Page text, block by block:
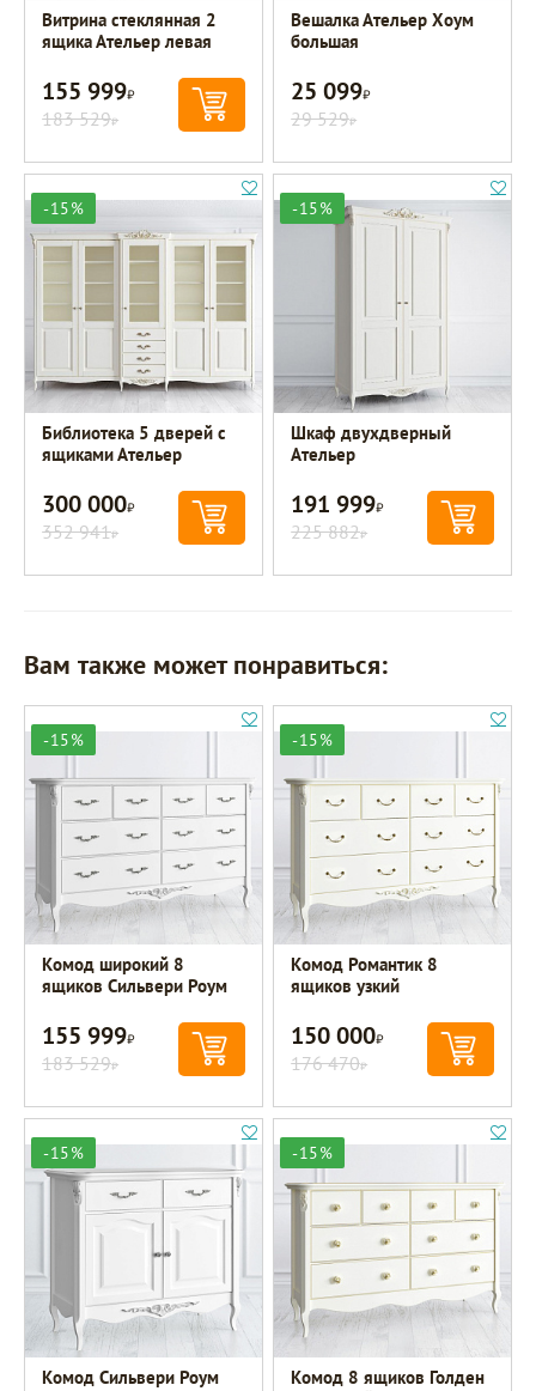
Витрина стеклянная 2
ящика Ательер левая
155 999Р
183 529Р
Вешалка Ательер Хоум
большая
25 099Р
29 529Р
-15%
Библиотека 5 дверей с
ящиками Ательер
300 000Р
352 941Р
-15%
Шкаф двухдверный
Ательер
191 999Р
225 882Р
Вам также может понравиться:
-15%
Комод широкий 8
ящиков Сильвери Роум
155 999Р
183 529Р
-15%
Комод Романтик 8
ящиков узкий
150 000Р
176 470Р
-15%
Комод Сильвери Роум
-15%
Комод 8 ящиков Голден